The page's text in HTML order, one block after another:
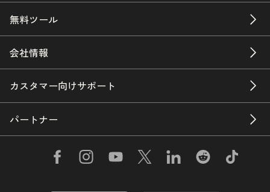
無料ツール
会社情報
カスタマー向けサポート
パートナー